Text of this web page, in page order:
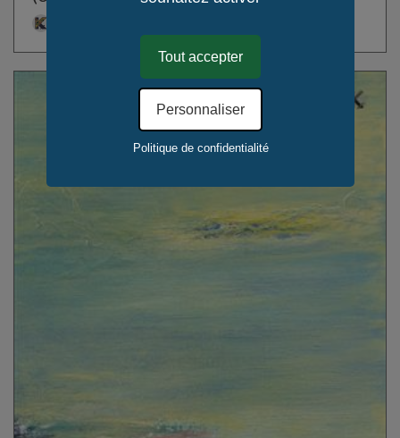
Tout accepter
Personnaliser
Politique de confidentialité